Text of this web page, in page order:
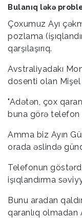
Bulanıq ləkə
Çoxumuz Ayı
pozlama
qarşılaşırıq.
Avstraliyadakı
dosenti olan
"Adətən, çox
buna görə telefon
Amma biz Ayın
orada əslində
Telefonun
işıqlandırma
Bunu aradan
qaranlıq olmadan